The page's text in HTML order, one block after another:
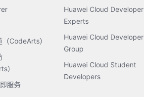
CodeArts）
）
服务
Huawei Cloud Developer
Experts
Huawei Cloud Developer
Group
Huawei Cloud Student
Developers